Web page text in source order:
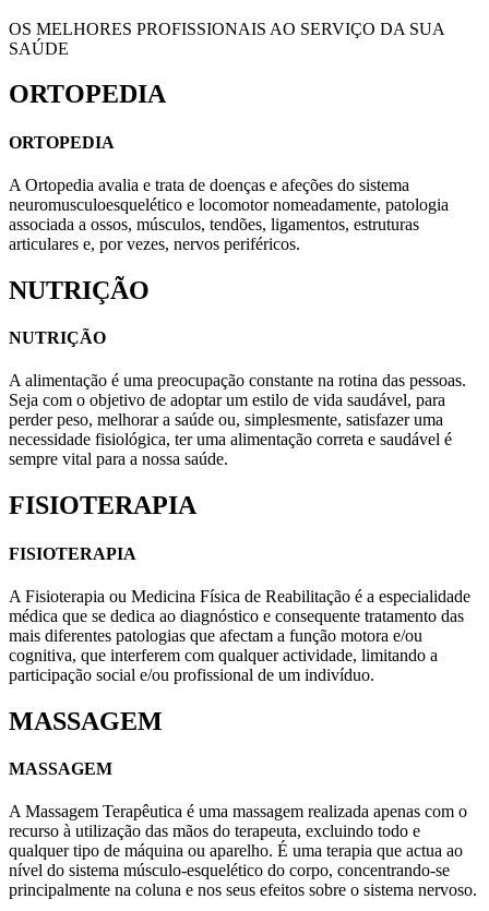
OS MELHORES PROFISSIONAIS AO SERVIÇO DA SUA
SAÚDE
ORTOPEDIA
ORTOPEDIA
A Ortopedia avalia e trata de doenças e afeções do sistema
neuromusculoesquelético e locomotor nomeadamente, patologia
associada a ossos, músculos, tendões, ligamentos, estruturas
articulares e, por vezes, nervos periféricos.
NUTRIÇÃO
NUTRIÇÃO
A alimentação é uma preocupação constante na rotina das pessoas.
Seja com o objetivo de adoptar um estilo de vida saudável, para
perder peso, melhorar a saúde ou, simplesmente, satisfazer uma
necessidade fisiológica, ter uma alimentação correta e saudável é
sempre vital para a nossa saúde.
FISIOTERAPIA
FISIOTERAPIA
A Fisioterapia ou Medicina Física de Reabilitação é a especialidade
médica que se dedica ao diagnóstico e consequente tratamento das
mais diferentes patologias que afectam a função motora e/ou
cognitiva, que interferem com qualquer actividade, limitando a
participação social e/ou profissional de um indivíduo.
MASSAGEM
MASSAGEM
A Massagem Terapêutica é uma massagem realizada apenas com o
recurso à utilização das mãos do terapeuta, excluindo todo e
qualquer tipo de máquina ou aparelho. É uma terapia que actua ao
nível do sistema músculo-esquelético do corpo, concentrando-se
principalmente na coluna e nos seus efeitos sobre o sistema nervoso.